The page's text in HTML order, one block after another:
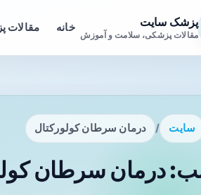
پزشک سایت
مقالات پزشکی، سلامت و آموزش
خانه مقالات
سایت / درمان سرطان کولورکتال
درمان سرطان